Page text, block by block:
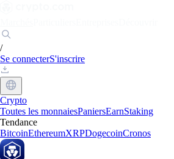
/
Se connecterS'inscrire
Crypto
Toutes les monnaiesPaniersEarnStaking
Tendance
BitcoinEthereumXRPDogecoinCronos